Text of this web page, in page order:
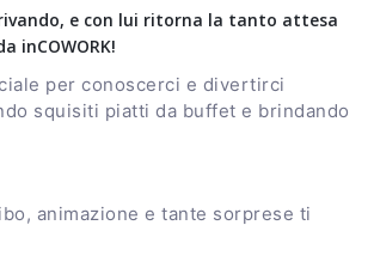
e con lui ritorna la tanto attesa
inCOWORK!
per conoscerci e divertirci
squisiti piatti da buffet e brindando
animazione e tante sorprese ti